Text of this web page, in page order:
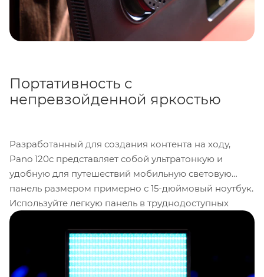
Портативность с
непревзойденной яркостью
Разработанный для создания контента на ходу,
Pano 120c представляет собой ультратонкую и
удобную для путешествий мобильную световую
панель размером примерно с 15-дюймовый ноутбук.
Используйте легкую панель в труднодоступных
местах для съемок на улице или в студии как
простое, но мощное решение для освещения.
Благодаря широкому диапазону цветовых
2300–10,000Kи настройкам зелено-